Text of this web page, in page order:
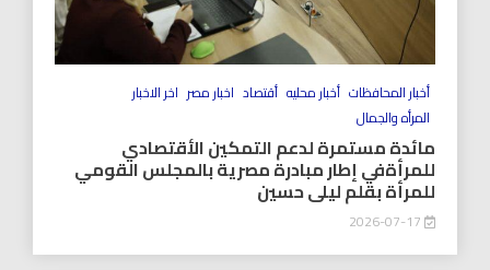
أخبار المحافظات أخبار محليه أقتصاد اخبار مصر اخر الاخبار
المرأه والجمال
مائدة مستمرة لدعم التمكين الأقتصادي
للمرأةفي إطار مبادرة مصرية بالمجلس القومي
للمرأة بقلم ليلى حسين